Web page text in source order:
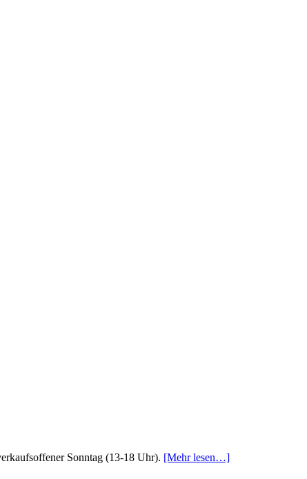
Sonntag (13-18 Uhr). [Mehr lesen…]